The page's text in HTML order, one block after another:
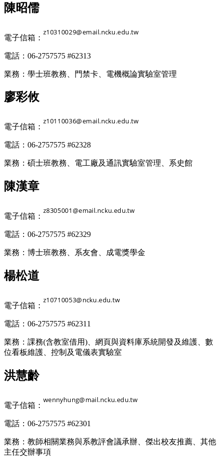
陳昭儒
電子信箱：
電話：06-2757575 #62313
業務：學士班教務、門禁卡、電機概論實驗室管理
廖彩攸
電子信箱：
電話：06-2757575 #62328
業務：碩士班教務、電工廠及通訊實驗室管理、系史館
陳漢章
電子信箱：
電話：06-2757575 #62329
業務：博士班教務、系友會、成電獎學金
楊松道
電子信箱：
電話：06-2757575 #62311
業務：課務(含教室借用)、網頁與資料庫系統開發及維護、數
位看板維護、控制及電儀表實驗室
洪慧齡
電子信箱：
電話：06-2757575 #62301
業務：教師相關業務與系教評會議承辦、傑出校友推薦、其他
主任交辦事項